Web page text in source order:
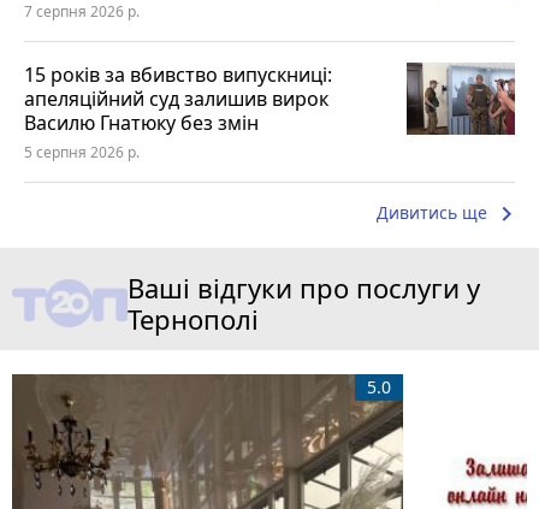
7 серпня 2026 р.
15 років за вбивство випускниці:
апеляційний суд залишив вирок
Василю Гнатюку без змін
5 серпня 2026 р.
Дивитись ще keyboard_arrow_right
Ваші відгуки про послуги у
Тернополі
5.0